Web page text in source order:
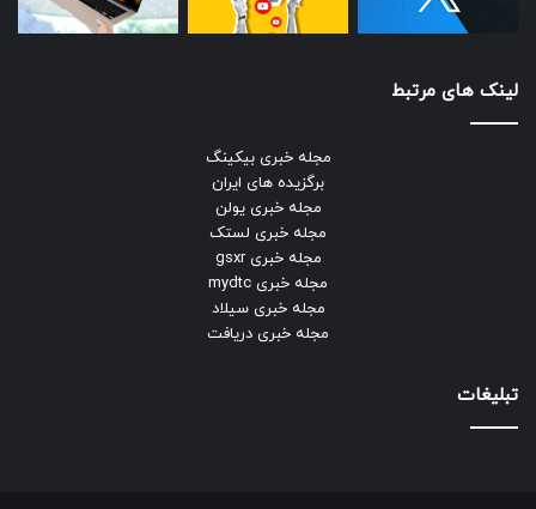
لینک های مرتبط
مجله خبری بیکینگ
برگزیده های ایران
مجله خبری یولن
مجله خبری لستک
مجله خبری gsxr
مجله خبری mydtc
مجله خبری سیلاد
مجله خبری دریافت
تبلیغات